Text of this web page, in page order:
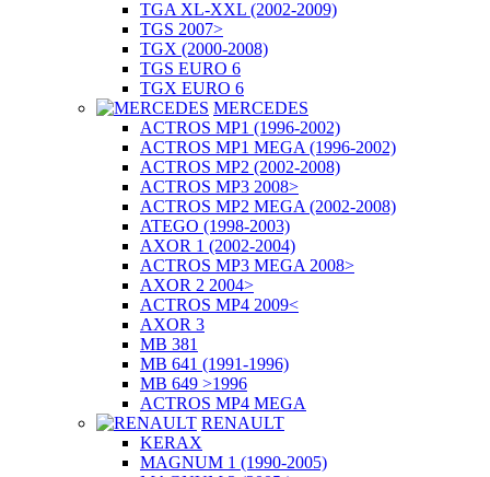
TGA XL-XXL (2002-2009)
TGS 2007>
TGX (2000-2008)
TGS EURO 6
TGX EURO 6
MERCEDES
ACTROS MP1 (1996-2002)
ACTROS MP1 MEGA (1996-2002)
ACTROS MP2 (2002-2008)
ACTROS MP3 2008>
ACTROS MP2 MEGA (2002-2008)
ATEGO (1998-2003)
AXOR 1 (2002-2004)
ACTROS MP3 MEGA 2008>
AXOR 2 2004>
ACTROS MP4 2009<
AXOR 3
MB 381
MB 641 (1991-1996)
MB 649 >1996
ACTROS MP4 MEGA
RENAULT
KERAX
MAGNUM 1 (1990-2005)